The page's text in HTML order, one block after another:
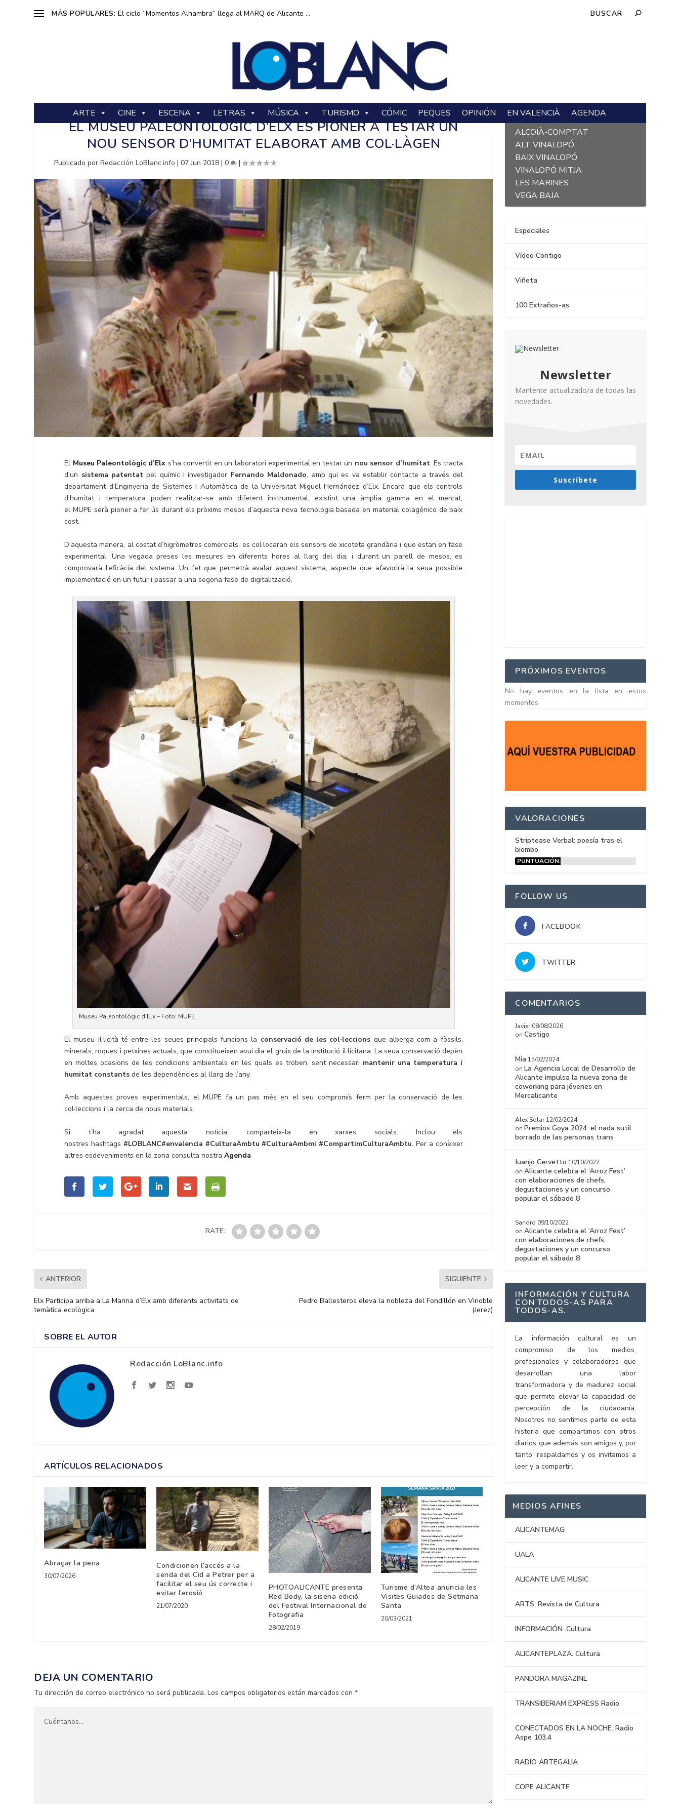
MÁS POPULARES: El ciclo “Momentos Alhambra” llega al MARQ de Alicante ...
ARTE CINE ESCENA LETRAS MÚSICA TURISMO CÓMIC PEQUES OPINIÓN EN VALENCIÀ AGENDA
EL MUSEU PALEONTOLÒGIC D’ELX ÉS PIONER A TESTAR UN
NOU SENSOR D’HUMITAT ELABORAT AMB COL·LÀGEN
Publicado porRedacción LoBlanc.info |07 Jun 2018 |0 |
El Museu Paleontològic d’Elx s’ha convertit en un laboratori experimental en testar un nou sensor d’humitat. Es tracta
d’un sistema patentatpel químic i investigador Fernando Maldonado, amb qui es va establir contacte a través del
departament d’Enginyeria de Sistemes i Automàtica de la Universitat Miguel Hernández d’Elx. Encara que els controls
d’humitat i temperatura poden realitzar-se amb diferent instrumental, existint una àmplia gamma en el mercat,
el MUPE serà pioner a fer ús durant els pròxims mesos d’aquesta nova tecnologia basada en material colagénico de baix
cost.
D’aquesta manera, al costat d’higròmetres comercials, es col·locaran els sensors de xicoteta grandària i que estan en fase
experimental. Una vegada preses les mesures en diferents hores al llarg del dia, i durant un parell de mesos, es
comprovarà l’eficàcia del sistema. Un fet que permetrà avalar aquest sistema, aspecte que afavorirà la seua possible
implementació en un futur i passar a una segona fase de digitalització.
Museu Paleontològic d’Elx – Foto: MUPE
El museu il·licità té entre les seues principals funcions la conservació de les col·leccions que alberga com a fòssils,
minerals, roques i petxines actuals, que constitueixen avui dia el gruix de la institució il·licitana. La seua conservació depèn
en moltes ocasions de les condicions ambientals en les quals es troben, sent necessari mantenir una temperatura i
humitat constants de les dependències al llarg de l’any.
Amb aquestes proves experimentals, el MUPE fa un pas més en el seu compromís ferm per la conservació de les
col·leccions i la cerca de nous materials.
Si t’ha agradat aquesta notícia, comparteix-la en xarxes socials. Inclou els
nostres hashtags #LOBLANC#envalencia #CulturaAmbtu #CulturaAmbmi #CompartimCulturaAmbtu. Per a conèixer
altres esdeveniments en la zona consulta nostraAgenda
RATE:
ANTERIOR
Elx Participa arriba a La Marina d’Elx amb diferents activitats de
temàtica ecològica
SIGUIENTE
Pedro Ballesteros eleva la nobleza del Fondillón en Vinoble
(Jerez)
SOBRE EL AUTOR
Redacción LoBlanc.info
ARTÍCULOS RELACIONADOS
Abraçar la pena
30/07/2026
Condicionen l’accés a la
senda del Cid a Petrer per a
facilitar el seu ús correcte i
evitar l’erosió
21/07/2020
PHOTOALICANTE presenta
Red Body, la sisena edició
del Festival Internacional de
Fotografia
28/02/2019
Turisme d’Altea anuncia les
Visites Guiades de Setmana
Santa
20/03/2021
DEJA UN COMENTARIO
Tu dirección de correo electrónico no será publicada. Los campos obligatorios están marcados con*
L´ALACANTÍ
ALCOIÀ-COMPTAT
ALT VINALOPÓ
BAIX VINALOPÓ
VINALOPÓ MITJA
LES MARINES
VEGA BAJA
Especiales
Vídeo Contigo
Viñeta
100 Extraños-as
Newsletter
Mantente actualizado/a de todas las
novedades.
Suscríbete
PRÓXIMOS EVENTOS
No hay eventos en la lista en estos
momentos
VALORACIONES
Striptease Verbal: poesía tras el
biombo
PUNTUACIÓN:
FOLLOW US
FACEBOOK
TWITTER
COMENTARIOS
Javier 08/08/2026
onCastigo
Mia 15/02/2024
on La Agencia Local de Desarrollo de
Alicante impulsa la nueva zona de
coworking para jóvenes en
Mercalicante
Alex Solar 12/02/2024
on Premios Goya 2024: el nada sutil
borrado de las personas trans
Juanjo Cervetto 10/10/2022
onAlicante celebra el ‘Arroz Fest’
con elaboraciones de chefs,
degustaciones y un concurso
popular el sábado 8
Sandro 09/10/2022
onAlicante celebra el ‘Arroz Fest’
con elaboraciones de chefs,
degustaciones y un concurso
popular el sábado 8
INFORMACIÓN Y CULTURA
CON TODOS-AS PARA
TODOS-AS.
La información cultural es un
compromiso de los medios,
profesionales y colaboradores que
desarrollan una labor
transformadora y de madurez social
que permite elevar la capacidad de
percepción de la ciudadanía.
Nosotros no sentimos parte de esta
historia que compartimos con otros
diarios que además son amigos y, por
tanto, respaldamos y os invitamos a
leer y a compartir.
MEDIOS AFINES
ALICANTEMAG
UALA
ALICANTE LIVE MUSIC
ARTS. Revista de Cultura
INFORMACIÓN. Cultura
ALICANTEPLAZA. Cultura
PANDORA MAGAZINE
TRANSIBERIAM EXPRESS Radio
CONECTADOS EN LA NOCHE. Radio
Aspe 103.4
RADIO ARTEGALIA
COPE ALICANTE